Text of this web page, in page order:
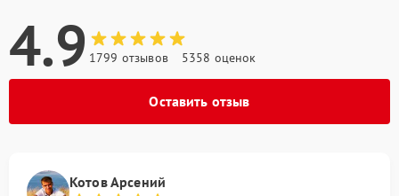
4.9 1799 отзывов 5358 оценок
Оставить отзыв
Котов Арсений